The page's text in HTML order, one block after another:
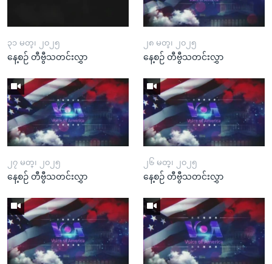
၃၁ မတ္၊ ၂၀၂၅
နေ့စဉ် တီဗွီသတင်းလွှာ
၂၈ မတ္၊ ၂၀၂၅
နေ့စဉ် တီဗွီသတင်းလွှာ
၂၇ မတ္၊ ၂၀၂၅
နေ့စဉ် တီဗွီသတင်းလွှာ
၂၆ မတ္၊ ၂၀၂၅
နေ့စဉ် တီဗွီသတင်းလွှာ